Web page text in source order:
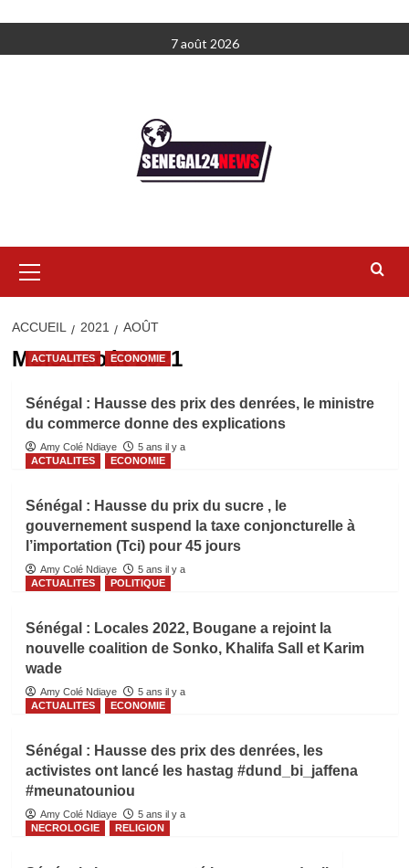
au
7 août 2026
principal
ACCUEIL 2021 AOÛT
Mois :août 2021
ACTUALITES ECONOMIE
Sénégal : Hausse des prix des denrées, le ministre
du commerce donne des explications
Amy Colé Ndiaye
5 ans il y a
ACTUALITES
ECONOMIE
Sénégal : Hausse du prix du sucre , le
gouvernement suspend la taxe conjoncturelle à
l’importation (Tci) pour 45 jours
Amy Colé Ndiaye
5 ans il y a
ACTUALITES
POLITIQUE
Sénégal : Locales 2022, Bougane a rejoint la
nouvelle coalition de Sonko, Khalifa Sall et Karim
wade
Amy Colé Ndiaye
5 ans il y a
ACTUALITES
ECONOMIE
Sénégal : Hausse des prix des denrées, les
activistes ont lancé les hastag #dund_bi_jaffena
#meunatouniou
Amy Colé Ndiaye
5 ans il y a
NECROLOGIE
RELIGION